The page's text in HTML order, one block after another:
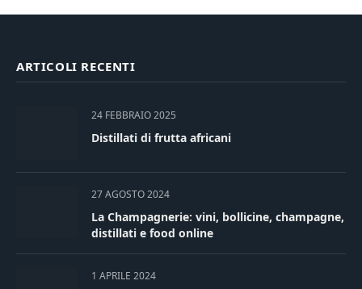
ARTICOLI RECENTI
24 FEBBRAIO 2025
Distillati di frutta africani
27 AGOSTO 2024
La Champagnerie: vini, bollicine, champagne,
distillati e food online
1 APRILE 2024